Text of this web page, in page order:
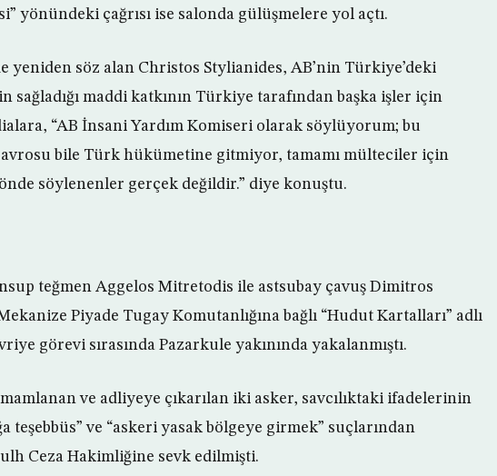
yönündeki çağrısı ise salonda gülüşmelere yol açtı.
yeniden söz alan Christos Stylianides, AB’nin Türkiye’deki
maddi katkının Türkiye tarafından başka işler için
“AB İnsani Yardım Komiseri olarak söylüyorum; bu
avrosu bile Türk hükümetine gitmiyor, tamamı mülteciler için
söylenenler gerçek değildir.” diye konuştu.
teğmen Aggelos Mitretodis ile astsubay çavuş Dimitros
Piyade Tugay Komutanlığına bağlı “Hudut Kartalları” adlı
görevi sırasında Pazarkule yakınında yakalanmıştı.
ve adliyeye çıkarılan iki asker, savcılıktaki ifadelerinin
teşebbüs” ve “askeri yasak bölgeye girmek” suçlarından
Ceza Hakimliğine sevk edilmişti.